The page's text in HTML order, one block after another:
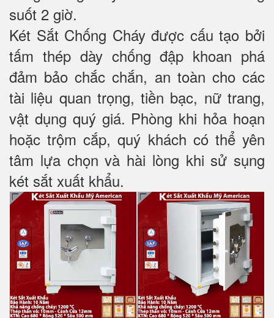
suốt 2 giờ.
Két Sắt Chống Cháy được cấu tạo bởi
tấm thép dày chống đập khoan phá
đảm bảo chắc chắn, an toàn cho các
tài liệu quan trọng, tiền bạc, nữ trang,
vật dụng quý giá. Phòng khi hỏa hoạn
hoặc trộm cắp, quý khách có thể yên
tâm lựa chọn và hài lòng khi sử sụng
két sắt xuất khẩu.